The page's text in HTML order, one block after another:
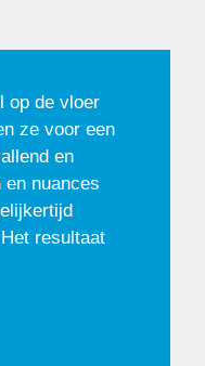
op de vloer
ze voor een
en
nuances
resultaat